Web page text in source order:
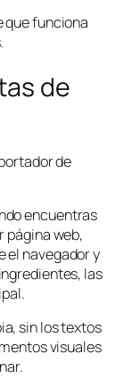
que funciona
de
de
encuentras
página web,
el navegador y
las
sin los textos
visuales